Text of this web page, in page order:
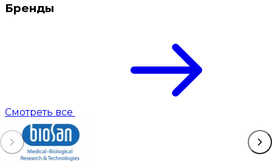
Бренды
Смотреть все